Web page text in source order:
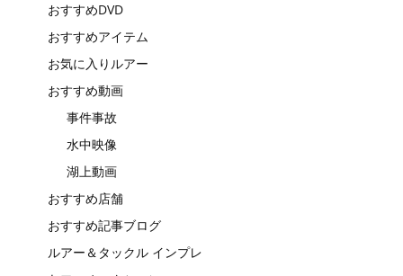
おすすめDVD
おすすめアイテム
お気に入りルアー
おすすめ動画
事件事故
水中映像
湖上動画
おすすめ店舗
おすすめ記事ブログ
ルアー＆タックル インプレ